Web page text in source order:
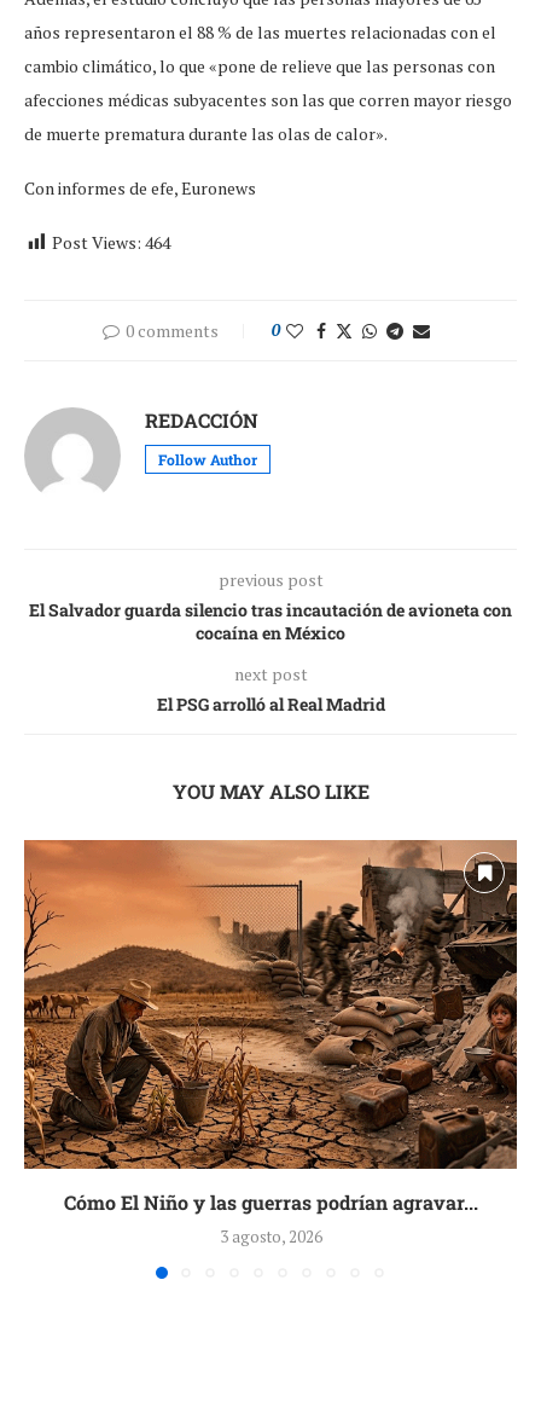
años representaron el 88 % de las muertes relacionadas con el
cambio climático, lo que «pone de relieve que las personas con
afecciones médicas subyacentes son las que corren mayor riesgo
de muerte prematura durante las olas de calor».
Con informes de efe, Euronews
Post Views: 464
0 comments 0
REDACCIÓN
Follow Author
previous post
El Salvador guarda silencio tras incautación de avioneta con
cocaína en México
next post
El PSG arrolló al Real Madrid
YOU MAY ALSO LIKE
Cómo El Niño y las guerras podrían agravar...
3 agosto, 2026